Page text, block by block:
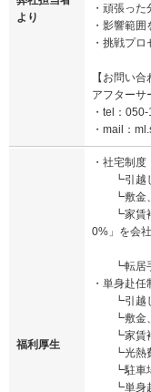
より
・頑張っ
・影響範
・挑戦プ
【お問い合
アフターサ
・tel：
・mail：
福利厚生
・社宅制度
┗引越し
┗敷金、
┗家賃補
0%」を会
※4年
┗転居手
・単身赴任
┗引越し
┗敷金、
┗家賃補
┗光熱
┗駐車
┗単身赴